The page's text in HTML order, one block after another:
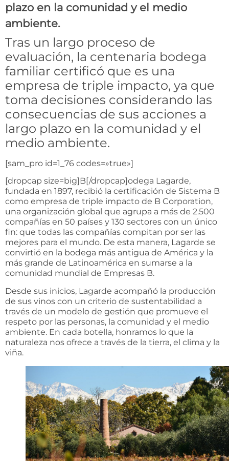
plazo en la comunidad y el medio
ambiente.
Tras un largo proceso de
evaluación, la centenaria bodega
familiar certificó que es una
empresa de triple impacto, ya que
toma decisiones considerando las
consecuencias de sus acciones a
largo plazo en la comunidad y el
medio ambiente.
[sam_pro id=1_76 codes=»true»]
[dropcap size=big]B[/dropcap]odega Lagarde,
fundada en 1897, recibió la certificación de Sistema B
como empresa de triple impacto de B Corporation,
una organización global que agrupa a más de 2.500
compañías en 50 países y 130 sectores con un único
fin: que todas las compañías compitan por ser las
mejores para el mundo. De esta manera, Lagarde se
convirtió en la bodega más antigua de América y la
más grande de Latinoamérica en sumarse a la
comunidad mundial de Empresas B.
Desde sus inicios, Lagarde acompañó la producción
de sus vinos con un criterio de sustentabilidad a
través de un modelo de gestión que promueve el
respeto por las personas, la comunidad y el medio
ambiente. En cada botella, honramos lo que la
naturaleza nos ofrece a través de la tierra, el clima y la
viña.